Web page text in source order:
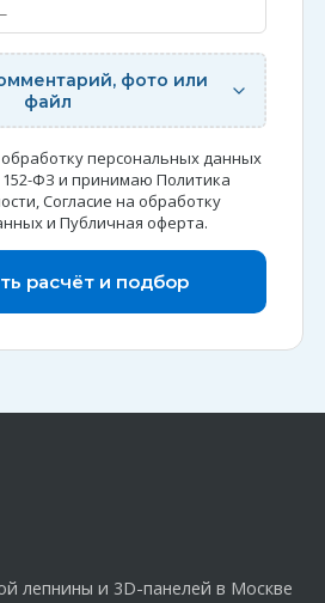
фото или
файл
персональных данных
152-ФЗ и принимаю Политика
,Согласие на обработку
и Публичная оферта.
расчёт и подбор
лепнины и 3D-панелей в Москве